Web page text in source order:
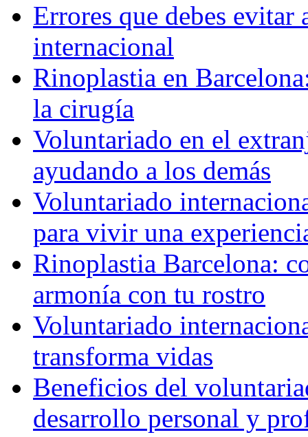
Errores que debes
internacional
Rinoplastia en
la cirugía
Voluntariado en el
ayudando a los demás
Voluntariado
para vivir una
Rinoplastia Barcelona:
armonía con tu rostro
Voluntariado
transforma vidas
Beneficios del
desarrollo personal y